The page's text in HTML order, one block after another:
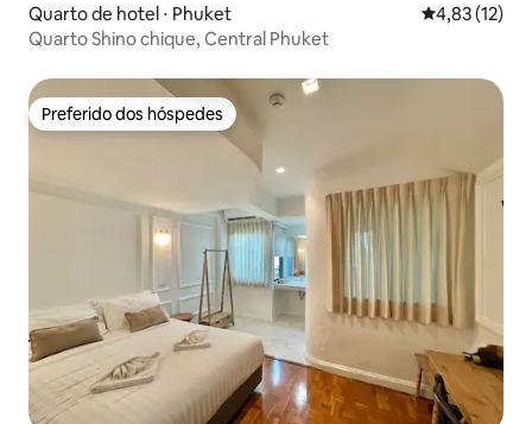
Quarto de hotel ⋅ Phuket 4,83 de uma
4,83 (12)
Quarto Shino chique, Central Phuket
Preferido dos hóspedes
Preferido dos hóspedes